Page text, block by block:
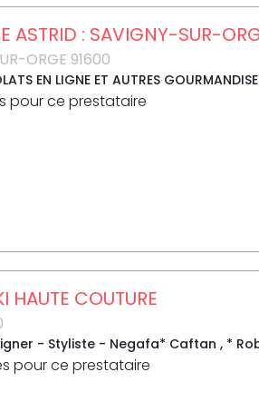
ASTRID : SAVIGNY-SUR-
ORGE 91600
EN LIGNE ET AUTRES
pour ce prestataire
HAUTE COUTURE
- Styliste - Negafa* Caftan , *
pour ce prestataire